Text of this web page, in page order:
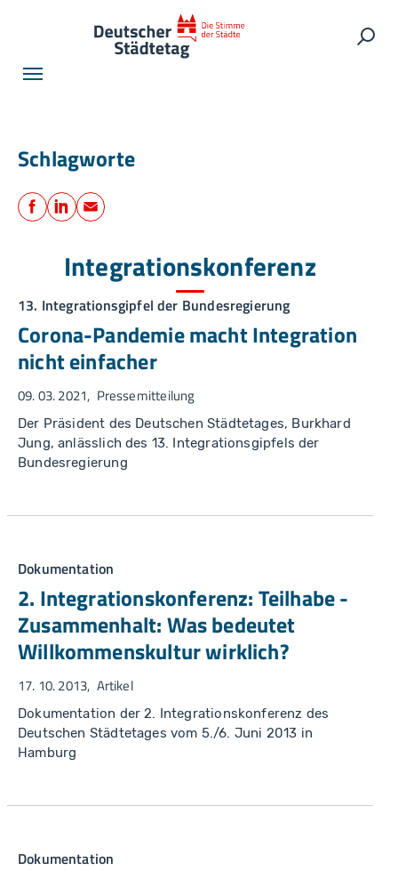
Schlagworte
Teilen
Facebook
LinkedIn
E-Mail
Integrationskonferenz
13. Integrationsgipfel der Bundesregierung
Corona-Pandemie macht Integration
nicht einfacher
09. 03. 2021 Pressemitteilung
Der Präsident des Deutschen Städtetages, Burkhard
Jung, anlässlich des 13. Integrationsgipfels der
Bundesregierung
Dokumentation
2. Integrationskonferenz: Teilhabe -
Zusammenhalt: Was bedeutet
Willkommenskultur wirklich?
17. 10. 2013 Artikel
Dokumentation der 2. Integrationskonferenz des
Deutschen Städtetages vom 5./6. Juni 2013 in
Hamburg
Dokumentation